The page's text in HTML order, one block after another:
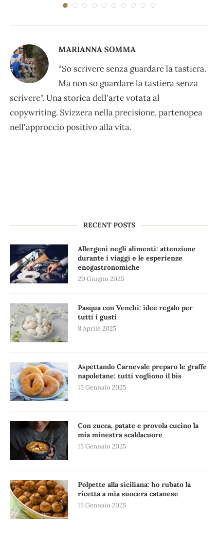
MARIANNA SOMMA
“So scrivere senza guardare la tastiera.
Ma non so guardare la tastiera senza
scrivere". Una storica dell'arte votata al
copywriting. Svizzera nella precisione, partenopea
nell'approccio positivo alla vita.
RECENT POSTS
Allergeni negli alimenti: attenzione
durante i viaggi e le esperienze
enogastronomiche
20 Giugno 2025
Pasqua con Venchi: idee regalo per
tutti i gusti
8 Aprile 2025
Aspettando Carnevale preparo le graffe
napoletane: tutti vogliono il bis
15 Gennaio 2025
Con zucca, patate e provola cucino la
mia minestra scaldacuore
15 Gennaio 2025
Polpette alla siciliana: ho rubato la
ricetta a mia suocera catanese
15 Gennaio 2025